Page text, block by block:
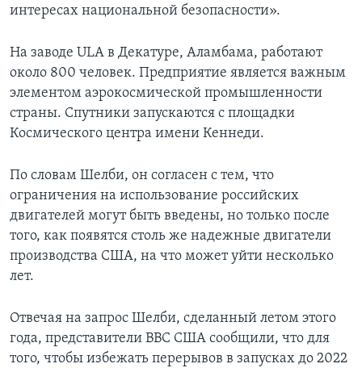
интересах национальной безопасности».
На заводе ULA в Декатуре, Аламбама, работают
около 800 человек. Предприятие является важным
элементом аэрокосмической промышленности
страны. Спутники запускаются с площадки
Космического центра имени Кеннеди.
По словам Шелби, он согласен с тем, что
ограничения на использование российских
двигателей могут быть введены, но только после
того, как появятся столь же надежные двигатели
производства США, на что может уйти несколько
лет.
Отвечая на запрос Шелби, сделанный летом этого
года, представители ВВС США сообщили, что для
того, чтобы избежать перерывов в запусках до 2022